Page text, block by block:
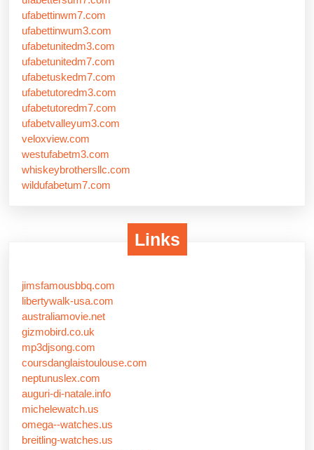
ufabettinwm7.com
ufabettinwum3.com
ufabetunitedm3.com
ufabetunitedm7.com
ufabetuskedm7.com
ufabetutoredm3.com
ufabetutoredm7.com
ufabetvalleyum3.com
veloxview.com
westufabetm3.com
whiskeybrothersllc.com
wildufabetum7.com
Links
jimsfamousbbq.com
libertywalk-usa.com
australiamovie.net
gizmobird.co.uk
mp3djsong.com
coursdanglaistoulouse.com
neptunuslex.com
auguri-di-natale.info
michelewatch.us
omega--watches.us
breitling-watches.us